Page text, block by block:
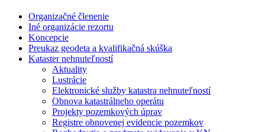
Organizačné členenie
Iné organizácie rezortu
Koncepcie
Preukaz geodeta a kvalifikačná skúška
Kataster nehnuteľností
Aktuality
Lustrácie
Elektronické služby katastra nehnuteľností
Obnova katastrálneho operátu
Projekty pozemkových úprav
Registre obnovenej evidencie pozemkov